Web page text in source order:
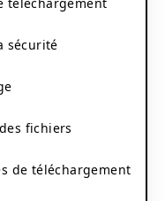
sécurité
fichiers
de téléchargement